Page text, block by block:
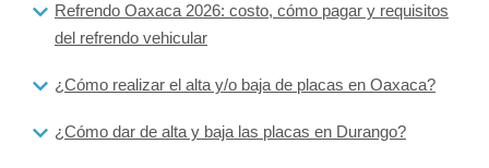
Refrendo Oaxaca 2026: costo, cómo pagar y requisitos
del refrendo vehicular
¿Cómo realizar el alta y/o baja de placas en Oaxaca?
¿Cómo dar de alta y baja las placas en Durango?